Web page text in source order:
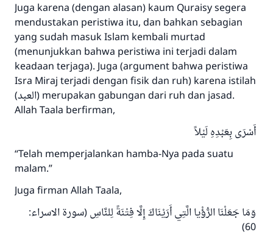
Juga karena (dengan alasan) kaum Quraisy segera
mendustakan peristiwa itu, dan bahkan sebagian
yang sudah masuk Islam kembali murtad
(menunjukkan bahwa peristiwa ini terjadi dalam
keadaan terjaga). Juga (argument bahwa peristiwa
Isra Miraj terjadi dengan fisik dan ruh) karena istilah
(العبد) merupakan gabungan dari ruh dan jasad.
Allah Taala berfirman,
أَسْرَى بِعَبْدِهِ لَيْلاً
“Telah memperjalankan hamba-Nya pada suatu
malam.”
Juga firman Allah Taala,
وَمَا جَعَلْنَا الرُّؤْيا الَّتِي أَرَيْنَاكَ إِلَّا فِتْنَةً لِلنَّاسِ (سورة الاسراء:
60)
Bantu kami dalam memberikan jawaban untuk umat
Rasulullah ﷺ bersabda
"Siapa yang menunjukkan suatu kebaikan,
meka dia akan mendapatkan pahala yang
sama dengan orang yang melakukannya"
MUSLIM, 1893